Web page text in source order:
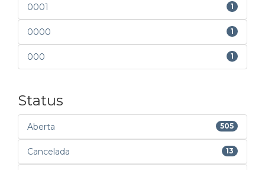
0001 1
0000 1
000 1
Status
Aberta 505
Cancelada 13